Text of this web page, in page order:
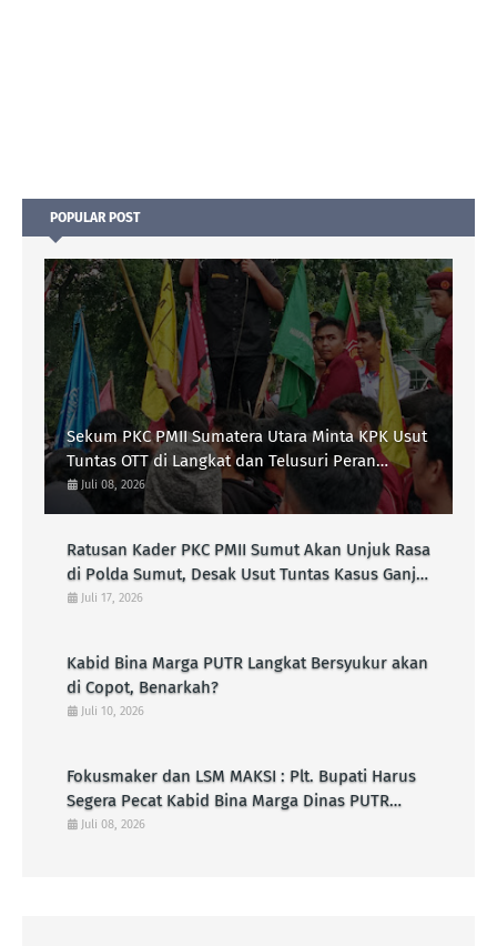
POPULAR POST
Sekum PKC PMII Sumatera Utara Minta KPK Usut
Tuntas OTT di Langkat dan Telusuri Peran
Pejabat PUTR Langkat Tahun 2025
Juli 08, 2026
Ratusan Kader PKC PMII Sumut Akan Unjuk Rasa
di Polda Sumut, Desak Usut Tuntas Kasus Ganja
6,8 Kilo di Lapas Kelas IIB Kota
Juli 17, 2026
Kabid Bina Marga PUTR Langkat Bersyukur akan
di Copot, Benarkah?
Juli 10, 2026
Fokusmaker dan LSM MAKSI : Plt. Bupati Harus
Segera Pecat Kabid Bina Marga Dinas PUTR
Langkat !
Juli 08, 2026